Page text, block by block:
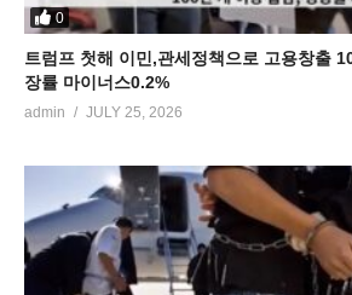
0
트럼프 첫해 이민,관세정책으로 고용창출
장률 마이너스0.2%
admin JULY 25, 2026